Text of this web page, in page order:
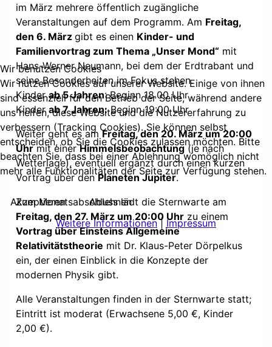
im März mehrere öffentlich zugängliche
Veranstaltungen auf dem Programm. Am Freitag,
den 6. März gibt es einen Kinder- und
Familienvortrag zum Thema „Unser Mond“ mit
Hans-Werner Neumann, bei dem der Erdtrabant und
seine Besonderheiten im Fokus stehen.
Kinderab 5 Jahren: Beginn 18.00 Uhr
Kinder ab 7 Jahren:Beginn 19:00 Uhr
Weiter geht es amFreitag, den 20. März um 20:00
Uhrmit einerHimmelsbeobachtung(je nach
Wetterlage), eventuell ergänzt durch einen kurzen
Vortrag über denPlaneten Jupiter.
Zum Monatsabschluss lädt die Sternwarte am
Freitag, den 27. März um 20:00 Uhr zu einem
Vortrag über Einsteins Allgemeine
Relativitätstheorie mit Dr. Klaus-Peter Dörpelkus
ein, der einen Einblick in die Konzepte der
modernen Physik gibt.
Alle Veranstaltungen finden in der Sternwarte statt;
Eintritt ist moderat (Erwachsene 5,00 €, Kinder
2,00 €).
Wir benutzen Cookies
Wir nutzen Cookies auf unserer Website. Einige von ihnen
sind essenziell für den Betrieb der Seite, während andere
uns helfen, diese Website und die Nutzererfahrung zu
verbessern (Tracking Cookies). Sie können selbst
entscheiden, ob Sie die Cookies zulassen möchten. Bitte
beachten Sie, dass bei einer Ablehnung womöglich nicht
mehr alle Funktionalitäten der Seite zur Verfügung stehen.
Akzeptieren
Ablehnen
Weitere Informationen| Impressum